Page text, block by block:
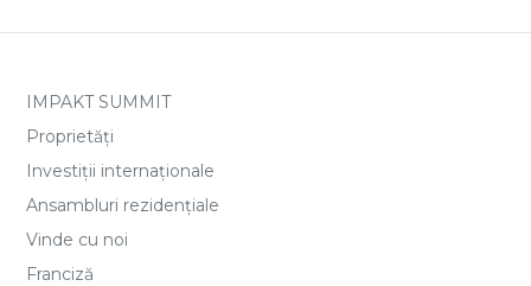
IMPAKT SUMMIT
Proprietăți
Investiții internaționale
Ansambluri rezidențiale
Vinde cu noi
Franciză